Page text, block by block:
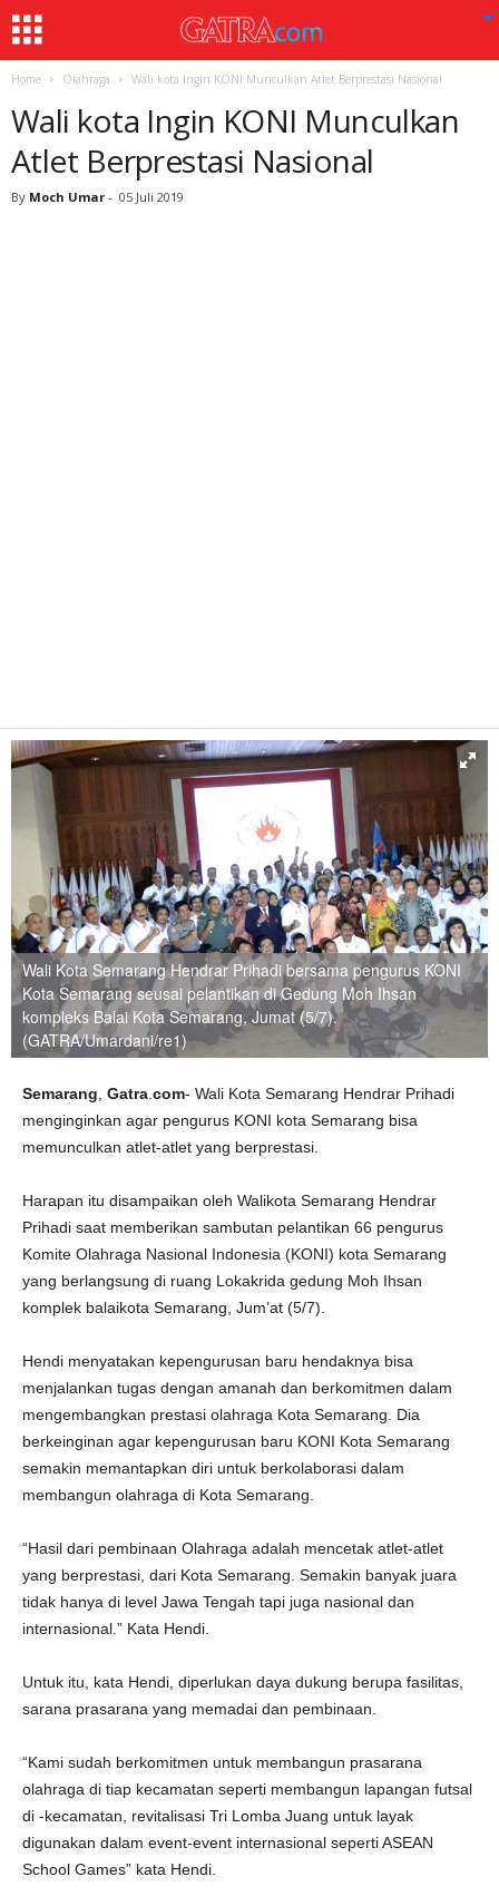
Home Olahraga Wali kota Ingin KONI Munculkan Atlet Berprestasi Nasional
Wali kota Ingin KONI Munculkan
Atlet Berprestasi Nasional
By Moch Umar - 05 Juli 2019
Wali Kota Semarang Hendrar Prihadi bersama pengurus KONI
Kota Semarang seusai pelantikan di Gedung Moh Ihsan
kompleks Balai Kota Semarang, Jumat (5/7).
(GATRA/Umardani/re1)
Semarang Gatra com- Wali Kota Semarang Hendrar Prihadi
menginginkan agar pengurus KONI kota Semarang bisa
memunculkan atlet-atlet yang berprestasi.
Harapan itu disampaikan oleh Walikota Semarang Hendrar
Prihadi saat memberikan sambutan pelantikan 66 pengurus
Komite Olahraga Nasional Indonesia (KONI) kota Semarang
yang berlangsung di ruang Lokakrida gedung Moh Ihsan
komplek balaikota Semarang, Jum’at (5/7).
Hendi menyatakan kepengurusan baru hendaknya bisa
menjalankan tugas dengan amanah dan berkomitmen dalam
mengembangkan prestasi olahraga Kota Semarang. Dia
berkeinginan agar kepengurusan baru KONI Kota Semarang
semakin memantapkan diri untuk berkolaborasi dalam
membangun olahraga di Kota Semarang.
“Hasil dari pembinaan Olahraga adalah mencetak atlet-atlet
yang berprestasi, dari Kota Semarang. Semakin banyak juara
tidak hanya di level Jawa Tengah tapi juga nasional dan
internasional.” Kata Hendi.
Untuk itu, kata Hendi, diperlukan daya dukung berupa fasilitas,
sarana prasarana yang memadai dan pembinaan.
“Kami sudah berkomitmen untuk membangun prasarana
olahraga di tiap kecamatan seperti membangun lapangan futsal
di -kecamatan, revitalisasi Tri Lomba Juang untuk layak
digunakan dalam event-event internasional seperti ASEAN
School Games” kata Hendi.